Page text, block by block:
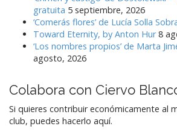
gratuita 5 septiembre, 2026
‘Comerás flores’ de Lucía Solla
Toward Eternity, by Anton Hur 8
‘Los nombres propios’ de Marta
agosto, 2026
Colabora con Ciervo
Si quieres contribuir económicamente al
club, puedes hacerlo aquí.